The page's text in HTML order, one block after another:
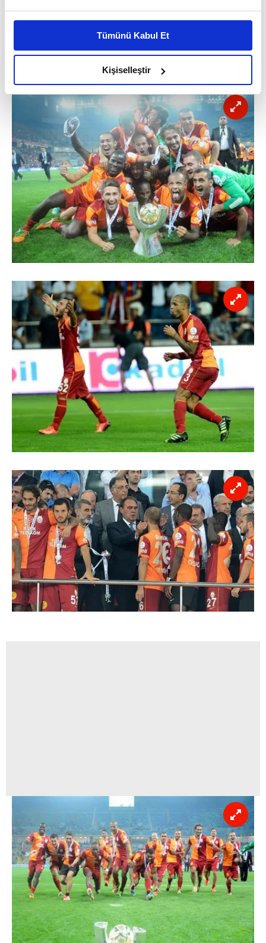
Bu çerezlere izin vermeniz halinde sizlere özel
daha iyi reklam deneyimi yaşatabiliriz. Bunu yaparken
amacımızın size daha iyi bir reklam deneyimi sunmak
olduğunu ve sizlere en iyi içerikleri sunabilmek adına
elimizden gelen çabayı gösterdiğimizi ve bu noktada,
reklamların maliyetlerimizi karşılamak noktasında tek gelir
kalemimiz olduğunu sizlere hatırlatmak isteriz.
Her halükârda, kullanıcılar, bu çerezlere izin vermedikleri
takdirde, kullanıcılara hedefli reklamlar
gösterilmeyecektir."
Sizlere daha iyi bir hizmet sunabilmek için İnternet
Sitemizde kendimize ve üçüncü kişilere ait çerezler
kullanılmaktadır. Bu çerezler vasıtasıyla çeşitli kişisel
verileriniz işlenmekte olup gerekli olan çerezler bilgi
toplumu hizmetlerinin sunulması amacıyla
kılınması ve kişiselleştirilmesi ve sizlere yönelik
reklam/pazarlama faaliyetlerinin yapılması, amaçlarıyla
sınırlı olarak açık rızanız dahilinde kullanılacaktır.
Çerezlere ilişkin tercihlerinizi aşağıda yer alan panel
vasıtasıyla belirleyebilirsiniz. Çerezlere ilişkin detaylı bilgi
için Ayarlar butonuna tıklayabilir,Çerez Bilgilendirme
Metnimizi
ziyaret edebilirsiniz.
6698 sayılı Kişisel Verilerin Korunması Kanunu uyarınca
hazırlanmış Aydınlatma Metnimizi okumak ve sitemizde
ilgili mevzuata uygun olarak kullanılan çerezlerle ilgili bilgi
almak için lütfentıklayınız.
Tümünü Kabul Et
Kişiselleştir